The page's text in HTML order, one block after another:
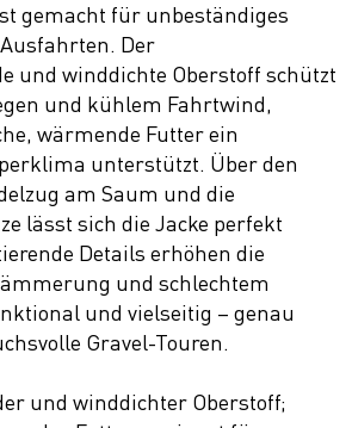
gemacht für unbeständiges
Der
und winddichte Oberstoff schützt
und kühlem Fahrtwind,
wärmende Futter ein
unterstützt. Über den
am Saum und die
lässt sich die Jacke perfekt
Details erhöhen die
und schlechtem
und vielseitig – genau
Gravel-Touren.
und winddichter Oberstoff;